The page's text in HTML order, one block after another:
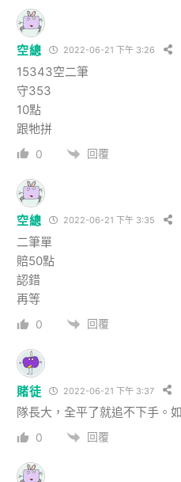
空總 2022-06-21 下午 3:26
15343空二筆
守353
10點
跟牠拼
0 回覆
空總 2022-06-21 下午 3:35
二筆單
賠50點
認錯
再等
0 回覆
賭徒 2022-06-21 下午 3:37
隊長大，全平了就追不下手。
0 回覆